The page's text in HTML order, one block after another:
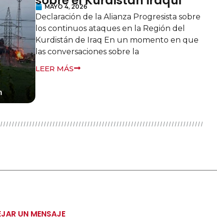
la integridad
parlamentaria
ABRIL 3, 2026
BERLÍN/BANGKOK —
Progresista, que
UN MENSAJE